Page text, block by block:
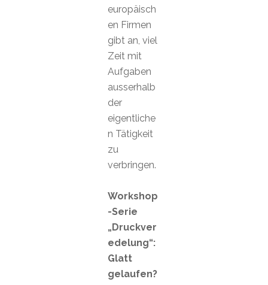
europäisch
en Firmen
gibt an, viel
Zeit mit
Aufgaben
ausserhalb
der
eigentliche
n Tätigkeit
zu
verbringen.
Workshop
-Serie
„Druckver
edelung“:
Glatt
gelaufen?